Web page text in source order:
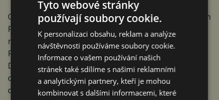
O situaci na trhu jednal s prezidentem SOCR Tomášem
Prouzou a zástupci obchodních řetězců v pondělí
ministr zemědělství Marek Výborný (KDU-ČSL).
Po jednání řekl, že i přes to, že od ledna klesne sazba
DPH na potraviny z 15 na 12 procent, spotřebitelské
ceny porostou. Prouza to zdůvodnil tím, že
dodavatelé zdražují v důsledku růstu nákladů. „Pokud
Tyto webové stránky
používají soubory cookie.
K personalizaci obsahu, reklam a analýze
návštěvnosti používáme soubory cookie.
Informace o vašem používání našich
stránek také sdílíme s našimi reklamními
a analytickými partnery, kteří je mohou
kombinovat s dalšími informacemi, které